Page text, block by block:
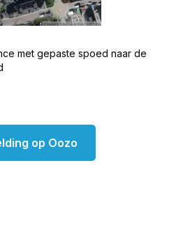
met gepaste spoed naar de
op Oozo